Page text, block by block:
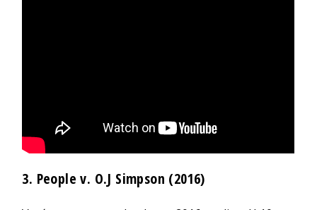
3. People v. O.J Simpson (2016)